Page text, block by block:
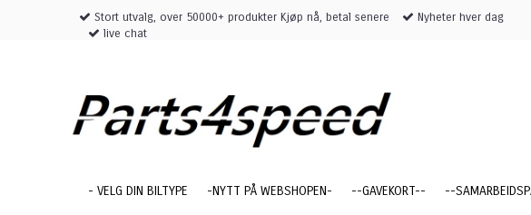
Stort utvalg, over 50000+ produkter Kjøp nå, betal senere
Nyheter hver dag
live chat
- VELG DIN BILTYPE -NYTT PÅ WEBSHOPEN- --GAVEKORT-- --